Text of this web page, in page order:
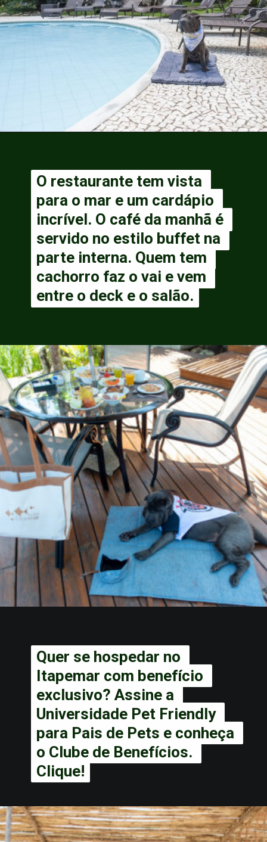
O restaurante tem vista
para o mar e um cardápio
incrível. O café da manhã é
servido no estilo buffet na
parte interna. Quem tem
cachorro faz o vai e vem
entre o deck e o salão.
O restaurante tem vista
para o mar e um cardápio
incrível. O café da manhã é
servido no estilo buffet na
parte interna. Quem tem
cachorro faz o vai e vem
entre o deck e o salão.
Quer se hospedar no
Itapemar com benefício
exclusivo? Assine a
Universidade Pet Friendly
para Pais de Pets e conheça
o Clube de Benefícios.
Clique!
Quer se hospedar no
Itapemar com benefício
exclusivo? Assine a
Universidade Pet Friendly
para Pais de Pets e conheça
o Clube de Benefícios.
Clique!